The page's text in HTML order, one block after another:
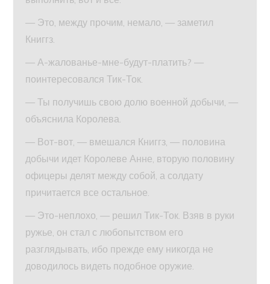
— Это, между прочим, немало, — заметил
Книггз.
— А-жалованье-мне-будут-платить? —
поинтересовался Тик-Ток.
— Ты получишь свою долю военной добычи, —
объяснила Королева.
— Вот-вот, — вмешался Книггз, — половина
добычи идет Королеве Анне, вторую половину
офицеры делят между собой, а солдату
причитается все остальное.
— Это-неплохо, — решил Тик-Ток. Взяв в руки
ружье, он стал с любопытством его
разглядывать, ибо прежде ему никогда не
доводилось видеть подобное оружие.